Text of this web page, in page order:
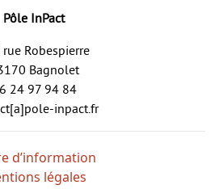
Pôle InPact
Robespierre
Bagnolet
24 97 94 84
inpact.fr
d’information
légales